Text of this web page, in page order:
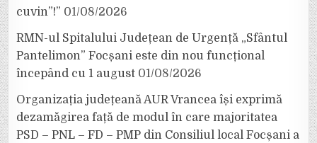
cuvin”!” 01/08/2026
RMN-ul Spitalului Județean de Urgență „Sfântul
Pantelimon” Focșani este din nou funcțional
începând cu 1 august 01/08/2026
Organizația județeană AUR Vrancea își exprimă
dezamăgirea față de modul în care majoritatea
PSD – PNL – FD – PMP din Consiliul local Focșani a